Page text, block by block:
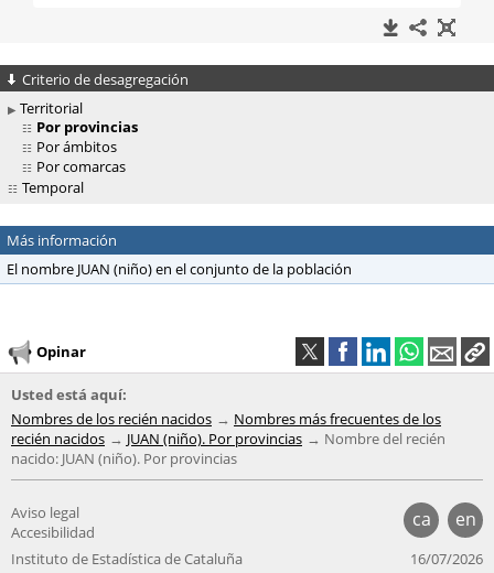
Criterio de desagregación
Territorial
Por provincias
Por ámbitos
Por comarcas
Temporal
Más información
El nombre JUAN (niño) en el conjunto de la población
Opinar
Usted está aquí:
Nombres de los recién nacidos
Nombres más frecuentes de los
recién nacidos
JUAN (niño). Por provincias
Nombre del recién
nacido: JUAN (niño). Por provincias
ca en
Aviso legal
Accesibilidad
Instituto de Estadística de Cataluña
16/07/2026